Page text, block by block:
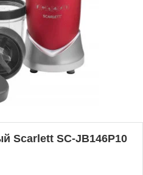
Scarlett SC-JB146P10